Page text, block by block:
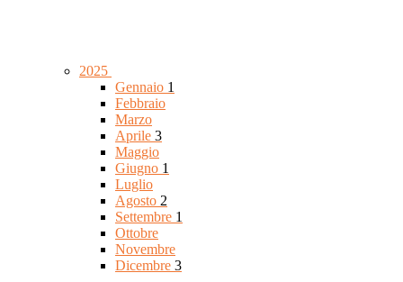
2025
Gennaio 1
Febbraio
Marzo
Aprile 3
Maggio
Giugno 1
Luglio
Agosto 2
Settembre 1
Ottobre
Novembre
Dicembre 3